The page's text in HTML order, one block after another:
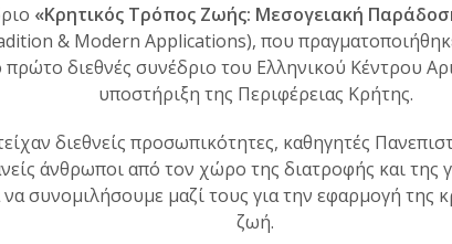
«Κρητικός Τρόπος Ζωής: Μεσογειακή
& Modern Applications), που
διεθνές συνέδριο του Ελληνικού Κέντρου
υποστήριξη της Περιφέρειας Κρήτης.
διεθνείς προσωπικότητες, καθηγητές
άνθρωποι από τον χώρο της διατροφής και της
να συνομιλήσουμε μαζί τους για την εφαρμογή της
ζωή.